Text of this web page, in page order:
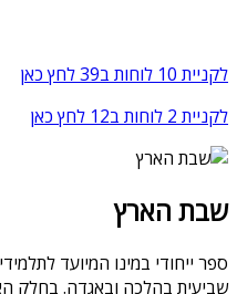
לקניית 10 לוחות ב39 לחץ כאן
לקניית 2 לוחות ב12 לחץ כאן
שבת הארץ
ספר ייחודי במינו המיועד
שביעית בהלכה ובאגדה. בחלק